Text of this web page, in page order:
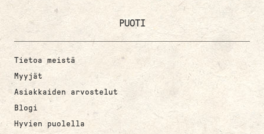
PUOTI
Tietoa meistä
Myyjät
Asiakkaiden arvostelut
Blogi
Hyvien puolella